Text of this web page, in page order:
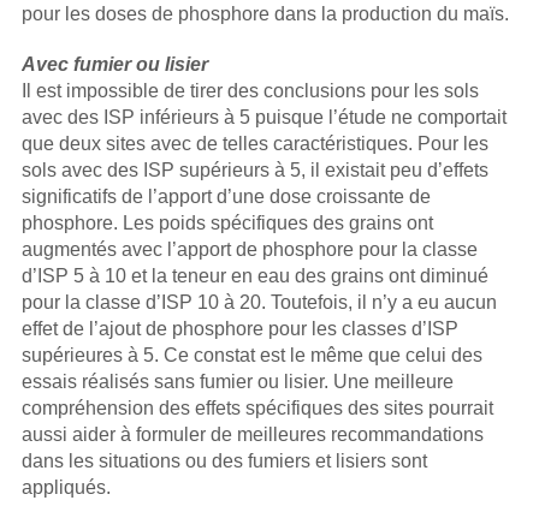
pour les doses de phosphore dans la production du maïs.
Avec fumier ou lisier
Il est impossible de tirer des conclusions pour les sols
avec des ISP inférieurs à 5 puisque l’étude ne comportait
que deux sites avec de telles caractéristiques. Pour les
sols avec des ISP supérieurs à 5, il existait peu d’effets
significatifs de l’apport d’une dose croissante de
phosphore. Les poids spécifiques des grains ont
augmentés avec l’apport de phosphore pour la classe
d’ISP 5 à 10 et la teneur en eau des grains ont diminué
pour la classe d’ISP 10 à 20. Toutefois, il n’y a eu aucun
effet de l’ajout de phosphore pour les classes d’ISP
supérieures à 5. Ce constat est le même que celui des
essais réalisés sans fumier ou lisier. Une meilleure
compréhension des effets spécifiques des sites pourrait
aussi aider à formuler de meilleures recommandations
dans les situations ou des fumiers et lisiers sont
appliqués.